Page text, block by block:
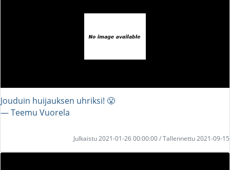
Jouduin huijauksen uhriksi! 😤
― Teemu Vuorela
Julkaistu 2021-01-26 00:00:00 / Tallennettu 2021-09-15